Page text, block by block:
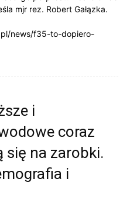
mjr rez. Robert Gałązka.
news/f35-to-dopiero-
i
coraz
się na zarobki.
i